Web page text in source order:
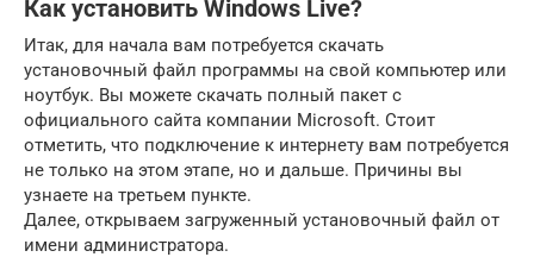
Как установить Windows Live?
Итак, для начала вам потребуется скачать
установочный файл программы на свой компьютер или
ноутбук. Вы можете скачать полный пакет с
официального сайта компании Microsoft. Стоит
отметить, что подключение к интернету вам потребуется
не только на этом этапе, но и дальше. Причины вы
узнаете на третьем пункте.
Далее, открываем загруженный установочный файл от
имени администратора.